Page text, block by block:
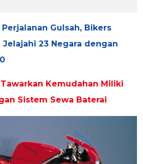
Perjalanan Gulsah, Bikers
23 Negara dengan
Kemudahan Miliki
Sistem Sewa Baterai